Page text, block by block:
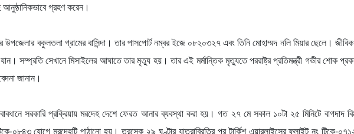
আনুষ্ঠানিকভাবে গ্রহণ করেন।
উপজেলার বকুলতলা গ্রামের বাসিন্দা। তার পাসপোর্ট নম্বর ইজে ০৮২০৩২৭ এবং তিনি মোহাম্মদ নলি মিয়ার ছেলে।
সম্প্রতি সেখানে মিসাইলের আঘাতে তার মৃত্যু হয়। তার এই মর্মান্তিক মৃত্যুতে পররাষ্ট্র প্রতিমন্ত্রী গভীর শোক
জানান।
সরকারি প্রক্রিয়ায় মরদেহ দেশে ফেরত আনার ব্যবস্থা করা হয়। গত ২৭ মে সকাল ১০টা ২৫ মিনিটে বাগদাদ
০৮৪৩ যোগে মরদেহটি পাঠানো হয়। তুরস্কে ২৯ ঘণ্টার যাত্রাবিরতির পর টার্কিশ এয়ারলাইন্সের ফ্লাইট নং টিকে-